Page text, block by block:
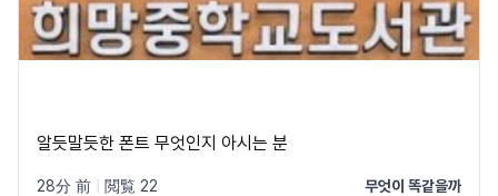
알듯말듯한 폰트 무엇인지 아시는 분
28分 前 閲覧 22 무엇이 똑같을까